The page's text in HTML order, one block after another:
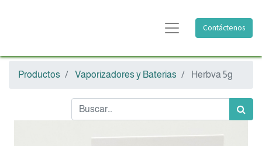
Contáctenos
Productos Vaporizadores y Baterias Herbva 5g